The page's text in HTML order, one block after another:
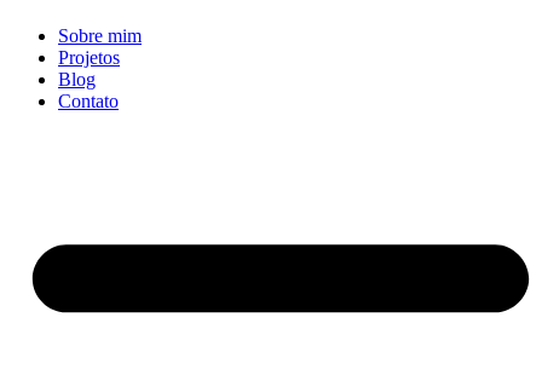
Sobre mim
Projetos
Blog
Contato